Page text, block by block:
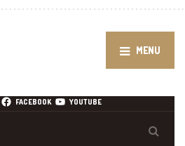
MENU
FACEBOOK YOUTUBE